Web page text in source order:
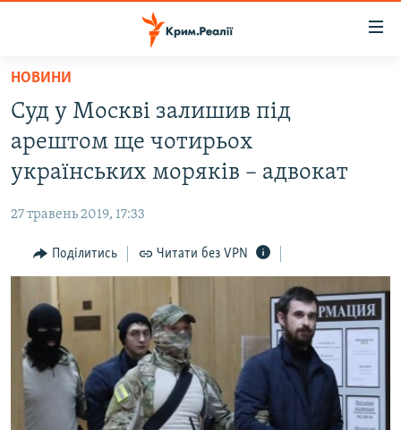
Перейти
основного
матеріалу
Перейти
до
основної
навігації
Перейти
до
ВОДА.КРИМ
ВІДЕО ТА ФОТО
БЛОГИ
ПОГЛЯД
ВСЕ ЗА ДЕНЬ
СПЕЦПРОЕКТИ
ДЕПОРТАЦІЯ
ВІДЕОУРОКИ «ELIFBE»
ЯК ОБІЙТИ БЛОКУВАННЯ
НОВИНИ
Суд у Москві залишив під
арештом ще чотирьох
українських моряків – адвокат
27 травень 2019, 17:33
Поділитись Читати без VPN